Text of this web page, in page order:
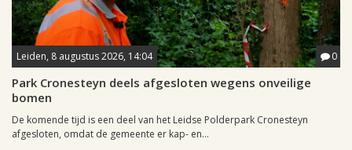
Leiden, 8 augustus 2026, 14:04 0
Park Cronesteyn deels afgesloten wegens onveilige
bomen
De komende tijd is een deel van het Leidse Polderpark Cronesteyn
afgesloten, omdat de gemeente er kap- en...